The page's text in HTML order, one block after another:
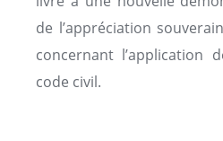
de l’appréciation
concernant l’application
code civil.